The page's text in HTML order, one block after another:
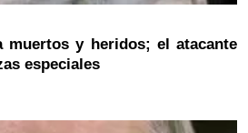
muertos y heridos; el atacante
especiales